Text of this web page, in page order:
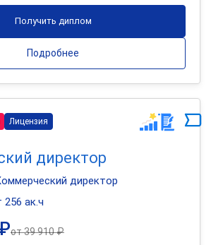
Получить диплом
Подробнее
Лицензия
директор
директор
256 ак.ч
от39 910 ₽